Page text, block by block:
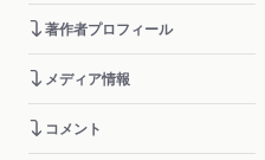
著作者プロフィール
メディア情報
コメント